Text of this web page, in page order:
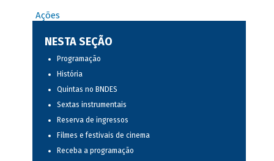
Ações
NESTA SEÇÃO
Programação
História
Quintas no BNDES
Sextas instrumentais
Reserva de ingressos
Filmes e festivais de cinema
Receba a programação